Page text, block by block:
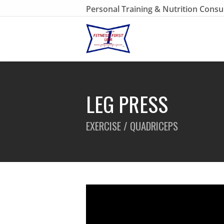
Personal Training & Nutrition
LEG PRESS
EXERCISE / QUADRICEPS